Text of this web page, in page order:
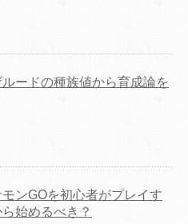
ルードの種族値から育成論を
ンGOを初心者がプレイす
始めるべき？